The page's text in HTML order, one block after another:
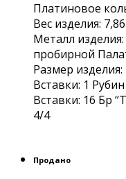
Платиновое
Вес изделия:
Металл
пробирной
Размер изделия:
Вставки: 1
Вcтавки: 16 Бр
4/4
Продано